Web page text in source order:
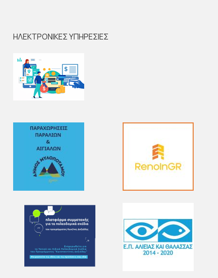
ΗΛΕΚΤΡΟΝΙΚΕΣ ΥΠΗΡΕΣΙΕΣ